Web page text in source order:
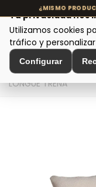
MENÚ
Inicio > Asientos y
LONGUE TRENA
Tu privacidad nos
Utilizamos cookies
tráfico y
Configurar